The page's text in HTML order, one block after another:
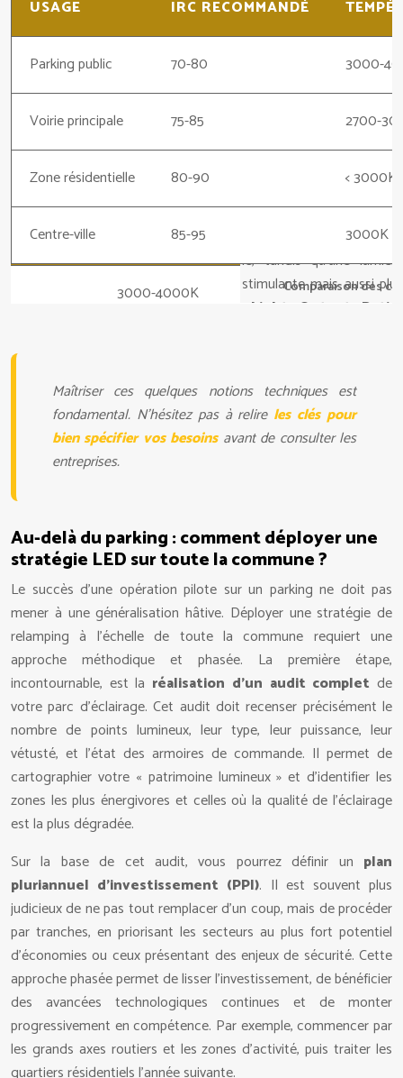
Comparaison des
USAGE IRC RECOMMANDÉ
Parking public 70-80 3000-
Voirie principale 75-85 2700-
Zone résidentielle 80-90 < 3000K
Centre-ville 85-95 3000K
Maîtriser ces quelques notions techniques est
fondamental. N’hésitez pas à relire les clés pour
bien spécifier vos besoinsavant de consulter les
entreprises.
Au-delà du parking : comment déployer une
stratégie LED sur toute la commune ?
Le succès d’une opération pilote sur un parking ne doit pas
mener à une généralisation hâtive. Déployer une stratégie de
relamping à l’échelle de toute la commune requiert une
approche méthodique et phasée. La première étape,
incontournable, est la réalisation d’un audit complet de
votre parc d’éclairage. Cet audit doit recenser précisément le
nombre de points lumineux, leur type, leur puissance, leur
vétusté, et l’état des armoires de commande. Il permet de
cartographier votre « patrimoine lumineux » et d’identifier les
zones les plus énergivores et celles où la qualité de l’éclairage
est la plus dégradée.
Sur la base de cet audit, vous pourrez définir un plan
pluriannuel d’investissement (PPI). Il est souvent plus
judicieux de ne pas tout remplacer d’un coup, mais de procéder
par tranches, en priorisant les secteurs au plus fort potentiel
d’économies ou ceux présentant des enjeux de sécurité. Cette
approche phasée permet de lisser l’investissement, de bénéficier
des avancées technologiques continues et de monter
progressivement en compétence. Par exemple, commencer par
les grands axes routiers et les zones d’activité, puis traiter les